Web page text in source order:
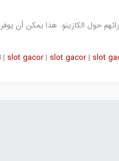
آرائهم حول الکازینو. هذا یمکن
| slot gacor| slot gacor| slot